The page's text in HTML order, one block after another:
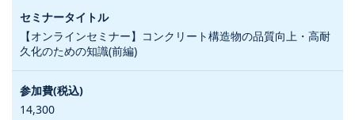
【オンラインセミナー】コンクリート構造物の品質向上・高耐
久化のための知識(前編)
14,300